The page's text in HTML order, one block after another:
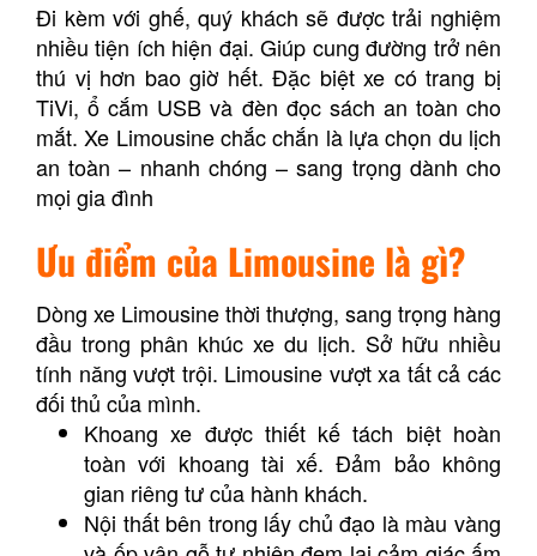
Đi kèm với ghế, quý khách sẽ được trải nghiệm
nhiều tiện ích hiện đại. Giúp cung đường trở nên
thú vị hơn bao giờ hết. Đặc biệt xe có trang bị
TiVi, ổ cắm USB và đèn đọc sách an toàn cho
mắt. Xe Limousine chắc chắn là lựa chọn du lịch
an toàn – nhanh chóng – sang trọng dành cho
mọi gia đình
Ưu điểm của Limousine là gì?
Dòng xe Limousine thời thượng, sang trọng hàng
đầu trong phân khúc xe du lịch. Sở hữu nhiều
tính năng vượt trội. Limousine vượt xa tất cả các
đối thủ của mình.
Khoang xe được thiết kế tách biệt hoàn
toàn với khoang tài xế. Đảm bảo không
gian riêng tư của hành khách.
Nội thất bên trong lấy chủ đạo là màu vàng